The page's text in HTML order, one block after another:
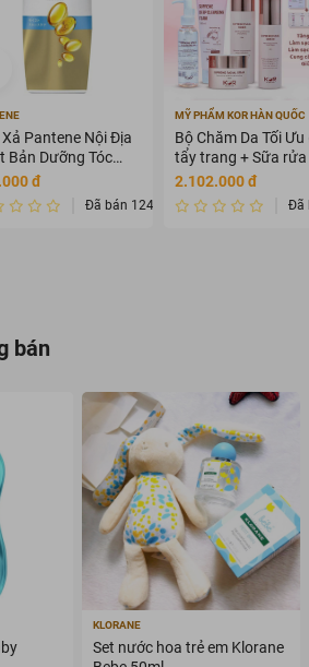
Xả Pantene Nội Địa
Bản Dưỡng Tóc
Mượt 400g
đ
Đã bán 124
MỸ PHẨM KOR HÀN QUỐC
Bộ Chăm Da Tối Ưu
tẩy trang + Sữa
+ Toner + Serum +
dưỡng )
2.102.000 đ
Đã
bán
KLORANE
Set nước hoa trẻ em Klorane